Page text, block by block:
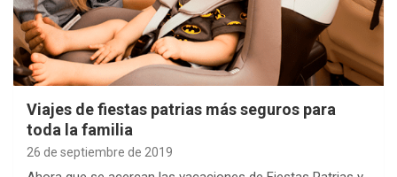
Viajes de fiestas patrias más seguros para
toda la familia
26 de septiembre de 2019